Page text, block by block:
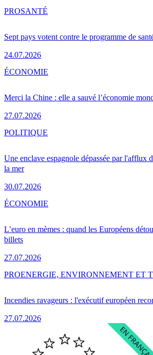
Sept pays votent contre le programme de
24.07.2026
PROSANTÉ
Merci la Chine : elle a sauvé l’économie
27.07.2026
ÉCONOMIE
Une enclave espagnole dépassée par l'afflux
la mer
30.07.2026
POLITIQUE
L’euro en mèmes : quand les Européens
billets
27.07.2026
ÉCONOMIE
Incendies ravageurs : l'exécutif européen
27.07.2026
PROENERGIE, ENVIRONNEMENT ET